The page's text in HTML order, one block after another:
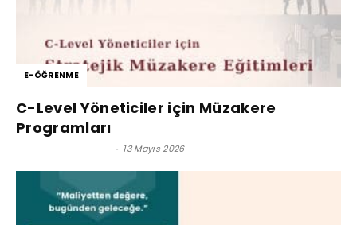
E-ÖĞRENME
C-Level Yöneticiler için Müzakere
Programları
- 13 Mayıs 2026